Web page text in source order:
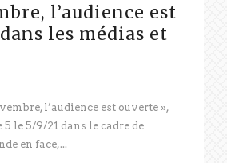
l’audience est
les médias et
l’audience est ouverte »,
le 5/9/21 dans le cadre de
en face,...